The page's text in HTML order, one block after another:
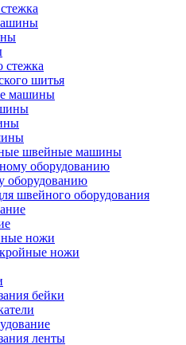
стежка
шитья
машины
швейные машины
оборудованию
оборудованию
швейного оборудования
ножи
ножи
бейки
ленты